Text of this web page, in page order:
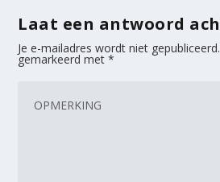
Laat een antwoord
Je e-mailadres wordt niet gepubliceerd.
gemarkeerd met*